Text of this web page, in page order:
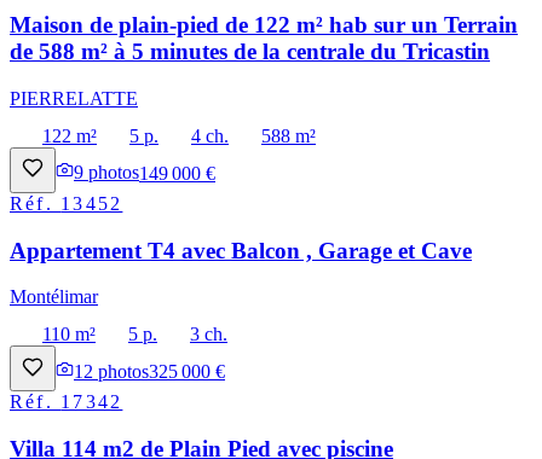
Maison de plain-pied de 122 m² hab sur un Terrain
de 588 m² à 5 minutes de la centrale du Tricastin
PIERRELATTE
122 m²
5 p. 4 ch.
588 m²
9 photos149 000 €
Réf. 13452
Appartement T4 avec Balcon , Garage et Cave
Montélimar
110 m²
5 p.
3 ch.
12 photos325 000 €
Réf. 17342
Villa 114 m2 de Plain Pied avec piscine